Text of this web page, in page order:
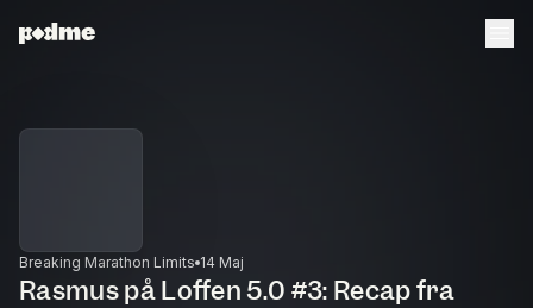
Breaking Marathon Limits 14 Maj
Rasmus på Loffen 5.0 #3: Recap fra